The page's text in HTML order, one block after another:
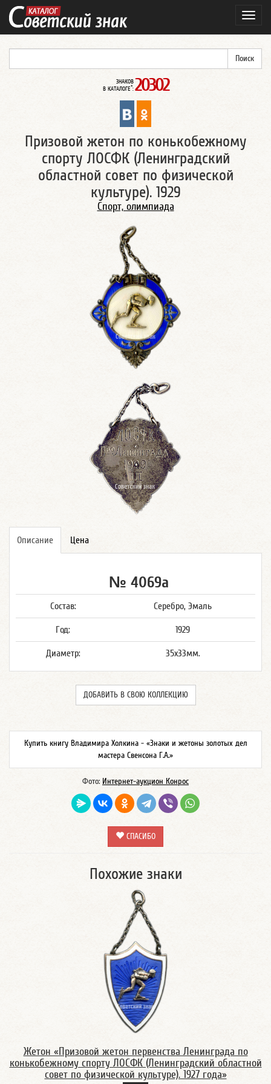
ЗНАКОВ
В КАТАЛОГЕ*: 20302
Призовой жетон по конькобежному
спорту ЛОСФК (Ленинградский
областной совет по физической
культуре). 1929
Спорт, олимпиада
Описание Цена
№ 4069а
Состав: Серебро, Эмаль
Год: 1929
Диаметр: 35х33мм.
ДОБАВИТЬ В СВОЮ КОЛЛЕКЦИЮ
Купить книгу Владимира Холкина - «Знаки и жетоны золотых дел
мастера Свенсона Г.А.»
Фото: Интернет-аукцион Конрос
СПАСИБО
Похожие знаки
Жетон «Призовой жетон первенства Ленинграда по
конькобежному спорту ЛОСФК (Ленинградский областной
совет по физической культуре). 1927 года»